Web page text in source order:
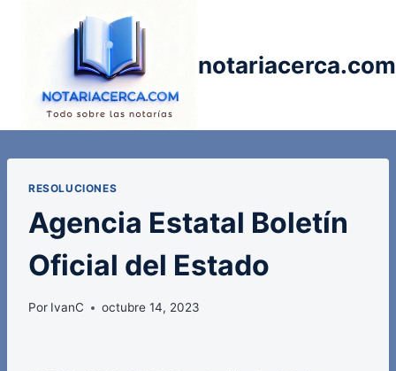
notariacerca.com
RESOLUCIONES
Agencia Estatal Boletín
Oficial del Estado
Por IvanC octubre 14, 2023